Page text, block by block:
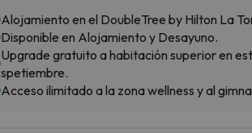
Alojamiento en el DoubleTree by Hilton La
Disponible en Alojamiento y Desayuno.
Upgrade gratuito a habitación superior en
spetiembre.
Acceso ilimitado a la zona wellness y al